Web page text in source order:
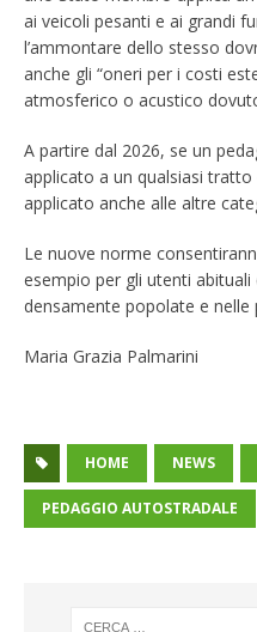
ai veicoli pesanti e ai grandi
l’ammontare dello stesso
anche gli “oneri per i costi
atmosferico o acustico
A partire dal 2026, se un
applicato a un qualsiasi
applicato anche alle altre
Le nuove norme
esempio per gli utenti
densamente popolate e nelle
Maria Grazia Palmarini
HOME NEWS
PEDAGGIO AUTOSTRADALE